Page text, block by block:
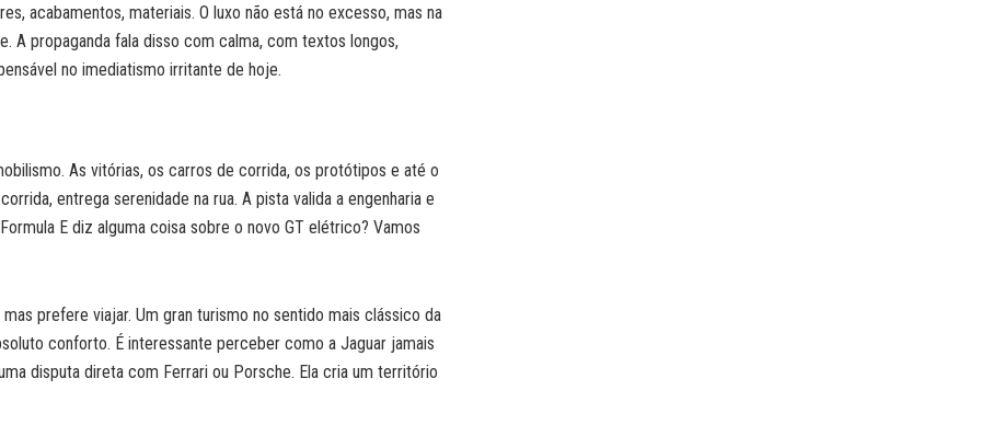
acabamentos, materiais. O luxo não está no excesso, mas na
A propaganda fala disso com calma, com textos longos,
no imediatismo irritante de hoje.
As vitórias, os carros de corrida, os protótipos e até o
entrega serenidade na rua. A pista valida a engenharia e
E diz alguma coisa sobre o novo GT elétrico? Vamos
prefere viajar. Um gran turismo no sentido mais clássico da
conforto. É interessante perceber como a Jaguar jamais
disputa direta com Ferrari ou Porsche. Ela cria um território